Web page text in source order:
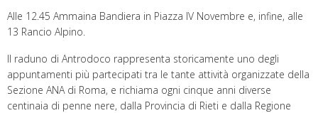
Alle 12.45 Ammaina Bandiera in Piazza IV Novembre e, infine, alle
13 Rancio Alpino.
Il raduno di Antrodoco rappresenta storicamente uno degli
appuntamenti più partecipati tra le tante attività organizzate della
Sezione ANA di Roma, e richiama ogni cinque anni diverse
centinaia di penne nere, dalla Provincia di Rieti e dalla Regione